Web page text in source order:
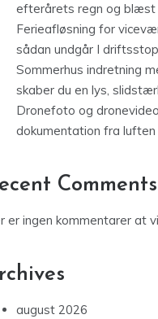
efterårets regn og blæst
Ferieafløsning for
sådan undgår I
Sommerhus indretning
skaber du en lys,
Dronefoto og
dokumentation fra luften
Comments
er ingen kommentarer at
august 2026